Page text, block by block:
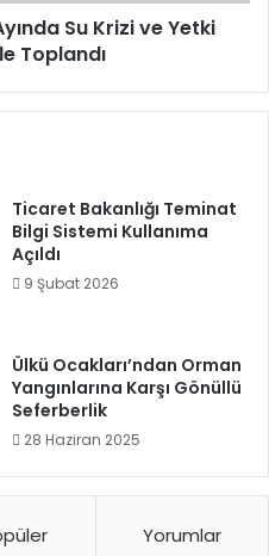
Su Krizi ve Yetki
Toplandı
Ticaret Bakanlığı Teminat
Bilgi Sistemi Kullanıma
Açıldı
9 Şubat 2026
Ülkü Ocakları’ndan Orman
Yangınlarına Karşı Gönüllü
Seferberlik
28 Haziran 2025
Yorumlar